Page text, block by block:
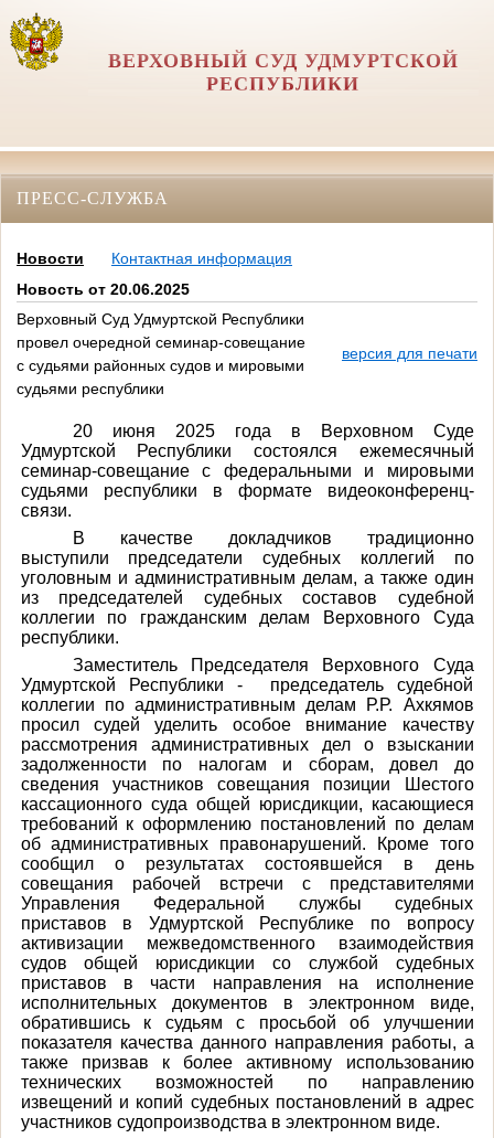
ВЕРХОВНЫЙ СУД УДМУРТСКОЙ
РЕСПУБЛИКИ
ПРЕСС-СЛУЖБА
Новости
Контактная информация
Новость от 20.06.2025
Верховный Суд Удмуртской Республики
провел очередной семинар-совещание
с судьями районных судов и мировыми
судьями республики
версия для печати
20 июня 2025 года в Верховном Суде
Удмуртской Республики состоялся ежемесячный
семинар-совещание с федеральными и мировыми
судьями республики в формате видеоконференц-
связи.
В качестве докладчиков традиционно
выступили председатели судебных коллегий по
уголовным и административным делам, а также один
из председателей судебных составов судебной
коллегии по гражданским делам Верховного Суда
республики.
Заместитель Председателя Верховного Суда
Удмуртской Республики - председатель судебной
коллегии по административным делам Р.Р. Ахкямов
просил судей уделить особое внимание качеству
рассмотрения административных дел о взыскании
задолженности по налогам и сборам, довел до
сведения участников совещания позиции Шестого
кассационного суда общей юрисдикции, касающиеся
требований к оформлению постановлений по делам
об административных правонарушений. Кроме того
сообщил о результатах состоявшейся в день
совещания рабочей встречи с представителями
Управления Федеральной службы судебных
приставов в Удмуртской Республике по вопросу
активизации межведомственного взаимодействия
судов общей юрисдикции со службой судебных
приставов в части направления на исполнение
исполнительных документов в электронном виде,
обратившись к судьям с просьбой об улучшении
показателя качества данного направления работы, а
также призвав к более активному использованию
технических возможностей по направлению
извещений и копий судебных постановлений в адрес
участников судопроизводства в электронном виде.